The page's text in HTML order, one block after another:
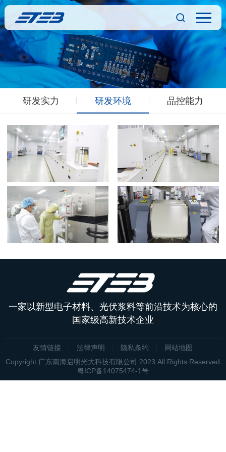
研发实力 研发环境 品控能力
一家以新型电子材料、光伏浆料等前沿技术为核心的
国家级高新技术企业
友情链接 法律声明 隐私条约
网站地图
Copyright 广东南海启明光大科技有限公司 2023 All Rights Reserved
粤ICP备14075474-1号